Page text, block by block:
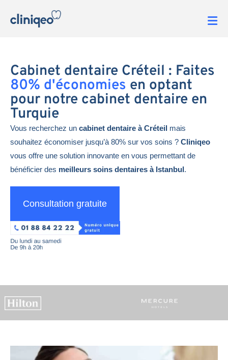
Cabinet dentaire Créteil : Faites
80% d'économies en optant
pour notre cabinet dentaire en
Turquie
Vous recherchez un cabinet dentaire à Créteil mais
souhaitez économiser jusqu’à 80% sur vos soins ? Cliniqeo
vous offre une solution innovante en vous permettant de
bénéficier des meilleurs soins dentaires à Istanbul.
Consultation gratuite